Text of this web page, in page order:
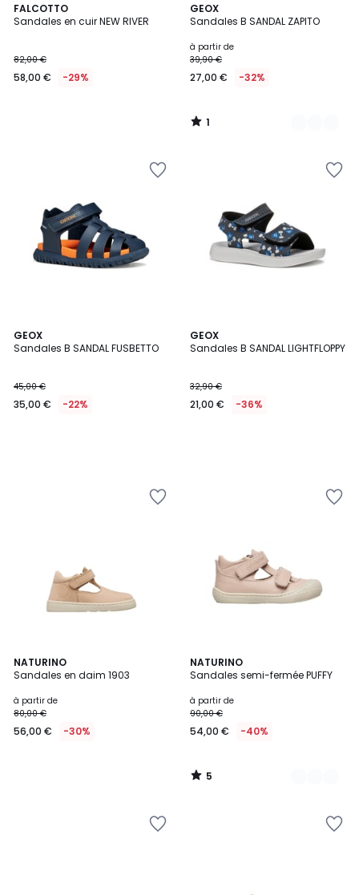
FALCOTTO
Sandales en cuir NEW RIVER
82,00 €
58,00 € -29%
GEOX
Sandales B SANDAL ZAPITO
à partir de
39,90 €
27,00 € -32%
1
/
2
Couleurs
1
/
GEOX
Sandales B SANDAL FUSBETTO
45,00 €
35,00 € -22%
GEOX
Sandales B SANDAL LIGHTFLOPPY
32,90 €
21,00 € -36%
NATURINO
Sandales en daim 1903
à partir de
80,00 €
56,00 € -30%
NATURINO
Sandales semi-fermée PUFFY
à partir de
90,00 €
54,00 € -40%
5
/
7
Couleurs
5
/